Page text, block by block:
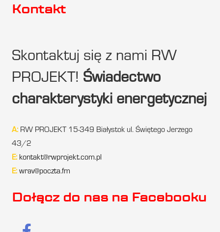
Kontakt
Skontaktuj się z nami RW
PROJEKT! Świadectwo
charakterystyki energetycznej
A: RW PROJEKT 15-349 Białystok ul. Świętego Jerzego
43/2
E: kontakt@rwprojekt.com.pl
E: wrav@poczta.fm
Dołącz do nas na Facebooku